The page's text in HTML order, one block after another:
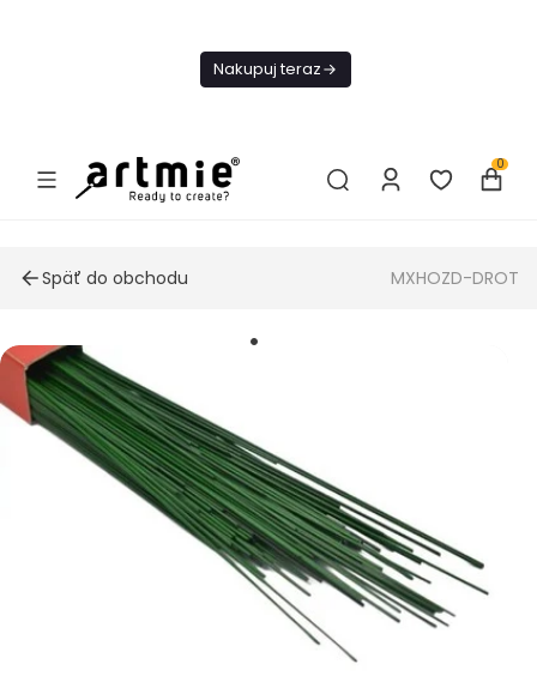
Nakupuj teraz
0
Späť do obchodu MXHOZD-DROT